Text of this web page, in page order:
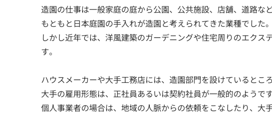
造園の仕事は一般家庭の庭から公園、公共施設、店舗、道路な
もともと日本庭園の手入れが造園と考えられてきた業種でした。
しかし近年では、洋風建築のガーデニングや住宅周りのエク
す。
ハウスメーカーや大手工務店には、造園部門を設けているとこ
大手の雇用形態は、正社員あるいは契約社員が一般的のようです
個人事業者の場合は、地域の人脈からの依頼をこなしたり、大